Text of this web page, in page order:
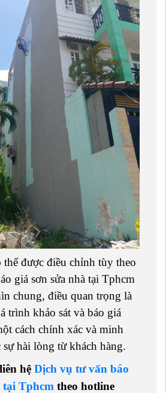
được điều chỉnh tùy theo
giá sơn sửa nhà tại Tphcm
chung, điều quan trọng là
trình khảo sát và báo giá
cách chính xác và minh
sự hài lòng từ khách hàng.
hệ Dịch vụ tư vấn báo
tại Tphcm theo hotline